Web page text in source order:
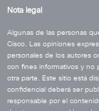
Nota legal
Algunas de las personas
Cisco. Las opiniones
personales de los autores
con fines informativos y no
otra parte. Este sitio está
confidencial deberá ser
responsable por el